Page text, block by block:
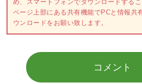
め、スマートフォンでダウンロードするこ
ページ上部にある共有機能でPCと情報共
ウンロードをお願い致します。
コメント